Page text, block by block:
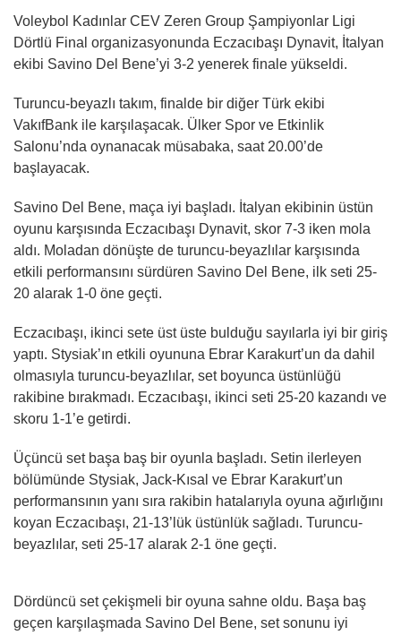
Voleybol Kadınlar CEV Zeren Group Şampiyonlar Ligi
Dörtlü Final organizasyonunda Eczacıbaşı Dynavit, İtalyan
ekibi Savino Del Bene’yi 3-2 yenerek finale yükseldi.
Turuncu-beyazlı takım, finalde bir diğer Türk ekibi
VakıfBank ile karşılaşacak. Ülker Spor ve Etkinlik
Salonu’nda oynanacak müsabaka, saat 20.00’de
başlayacak.
Savino Del Bene, maça iyi başladı. İtalyan ekibinin üstün
oyunu karşısında Eczacıbaşı Dynavit, skor 7-3 iken mola
aldı. Moladan dönüşte de turuncu-beyazlılar karşısında
etkili performansını sürdüren Savino Del Bene, ilk seti 25-
20 alarak 1-0 öne geçti.
Eczacıbaşı, ikinci sete üst üste bulduğu sayılarla iyi bir giriş
yaptı. Stysiak’ın etkili oyununa Ebrar Karakurt’un da dahil
olmasıyla turuncu-beyazlılar, set boyunca üstünlüğü
rakibine bırakmadı. Eczacıbaşı, ikinci seti 25-20 kazandı ve
skoru 1-1’e getirdi.
Üçüncü set başa baş bir oyunla başladı. Setin ilerleyen
bölümünde Stysiak, Jack-Kısal ve Ebrar Karakurt’un
performansının yanı sıra rakibin hatalarıyla oyuna ağırlığını
koyan Eczacıbaşı, 21-13’lük üstünlük sağladı. Turuncu-
beyazlılar, seti 25-17 alarak 2-1 öne geçti.
Dördüncü set çekişmeli bir oyuna sahne oldu. Başa baş
geçen karşılaşmada Savino Del Bene, set sonunu iyi